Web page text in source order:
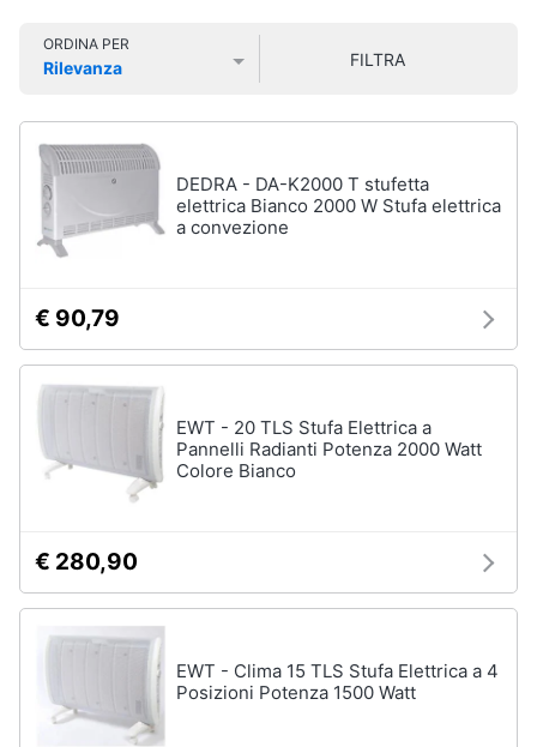
Videogiochi
e
musica
Clima
Brico
Giardinaggio
Salute
Beauty
Giocattoli
Prima
infanzia
Condizionatori
dual
split
split
Vedi
tutti
Ventilatori
e
Trattamento
dell'aria
Ventilatore
Ventilatore
Vedi
ORDINA PER
Rilevanza
FILTRA
DEDRA - DA-K2000 T stufetta
elettrica Bianco 2000 W Stufa elettrica
a convezione
€ 90,79
EWT - 20 TLS Stufa Elettrica a
Pannelli Radianti Potenza 2000 Watt
Colore Bianco
€ 280,90
EWT - Clima 15 TLS Stufa Elettrica a 4
Posizioni Potenza 1500 Watt